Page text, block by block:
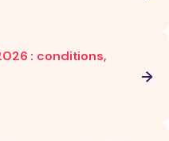
: conditions,